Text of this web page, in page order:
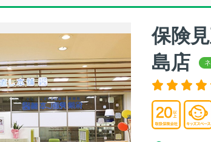
保険
島店